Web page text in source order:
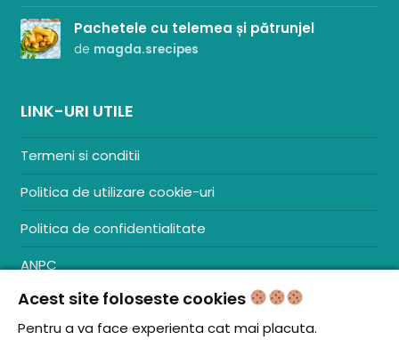
Pachetele cu telemea și pătrunjel
de magda.srecipes
LINK-URI UTILE
Termeni si conditii
Politica de utilizare cookie-uri
Politica de confidentialitate
ANPC
Contact
S.C. ZENCOM MEDIA GROUP SRL
Acest site foloseste cookies
Pentru a va face experienta cat mai placuta.